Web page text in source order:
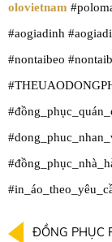
olovietnam
#aogiadinh
#nontaibeo
ĐỒNG PHỤC